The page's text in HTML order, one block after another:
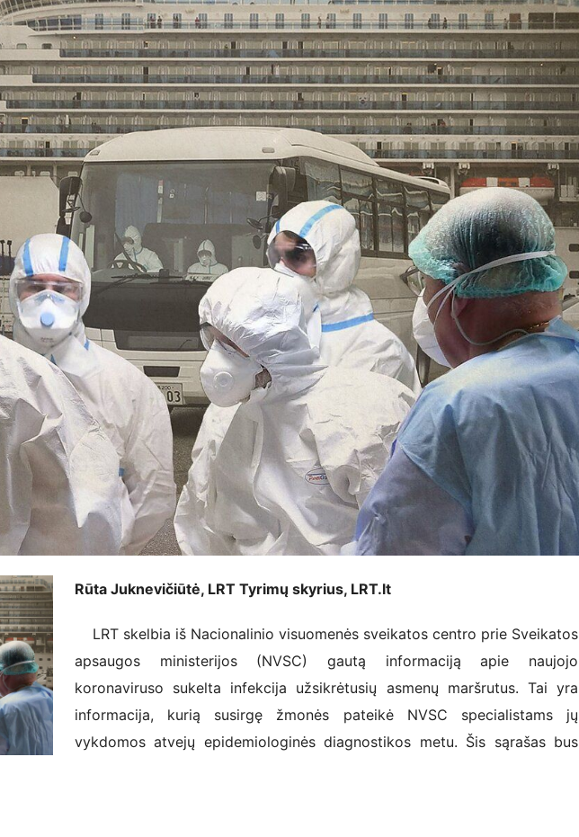
Rūta Juknevičiūtė, LRT Tyrimų skyrius, LRT.lt
LRT skelbia iš Nacionalinio visuomenės sveikatos centro prie Sveikatos
apsaugos ministerijos (NVSC) gautą informaciją apie naujojo
koronaviruso sukelta infekcija užsikrėtusių asmenų maršrutus. Tai yra
informacija, kurią susirgę žmonės pateikė NVSC specialistams jų
vykdomos atvejų epidemiologinės diagnostikos metu. Šis sąrašas bus